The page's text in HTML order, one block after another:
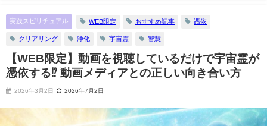
実践スピリチュアル WEB限定 おすすめ記事 憑依
クリアリング 浄化 宇宙霊 智慧
【WEB限定】動画を視聴しているだけで宇宙霊が
憑依する⁉ 動画メディアとの正しい向き合い方
2026年3月2日 2026年7月2日